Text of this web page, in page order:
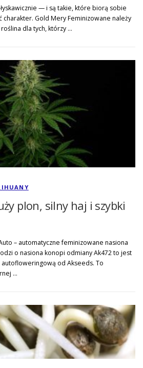
— i są takie, które biorą sobie
charakter. Gold Mery Feminizowane należy
dla tych, którzy …
plon, silny haj i szybki
– automatyczne feminizowane nasiona
o nasiona konopi odmiany Ak472 to jest
od Akseeds. To
…